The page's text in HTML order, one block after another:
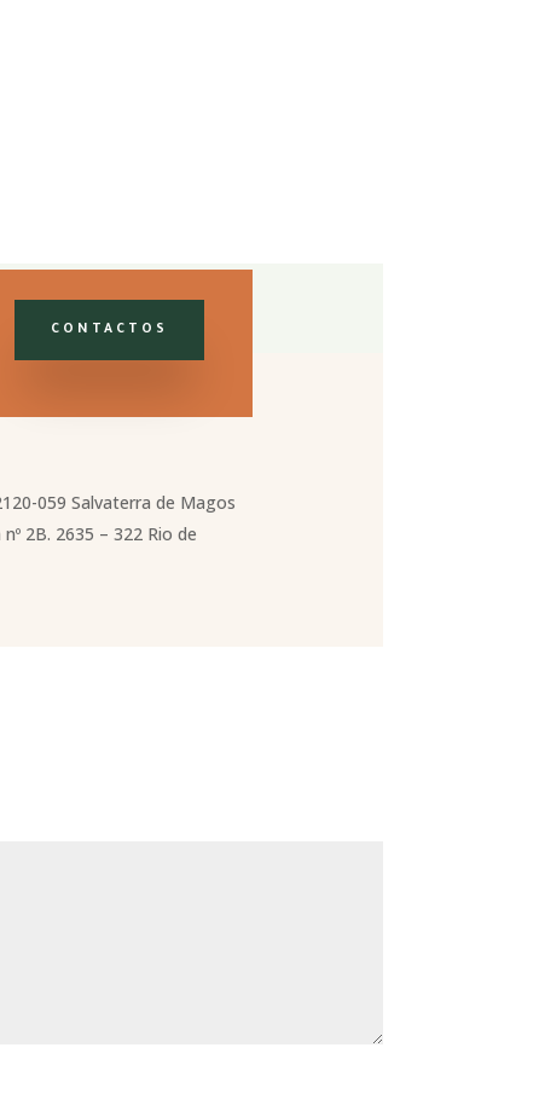
CONTACTOS
059 Salvaterra de Magos
2B. 2635 – 322 Rio de